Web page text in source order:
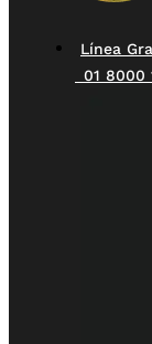
Línea
01 8000